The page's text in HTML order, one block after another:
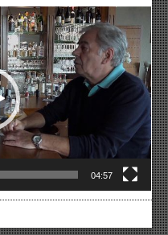
04:57